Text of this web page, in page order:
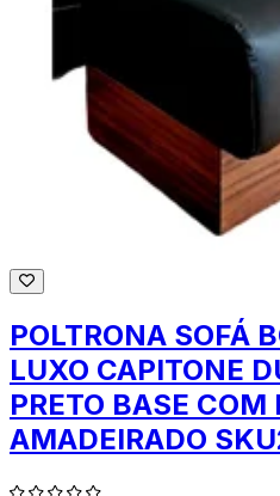
POLTRONA SOFÁ
LUXO CAPITONE
PRETO BASE COM
AMADEIRADO